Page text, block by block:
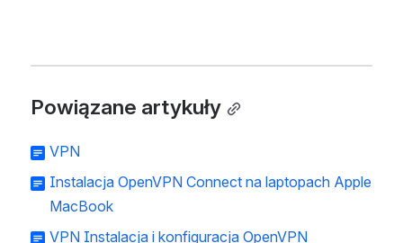
Powiązane artykuły
VPN
Instalacja OpenVPN Connect na laptopach Apple
MacBook
VPN Instalacja i konfiguracja OpenVPN